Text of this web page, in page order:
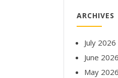
ARCHIVES
July 2026
June 2026
May 2026